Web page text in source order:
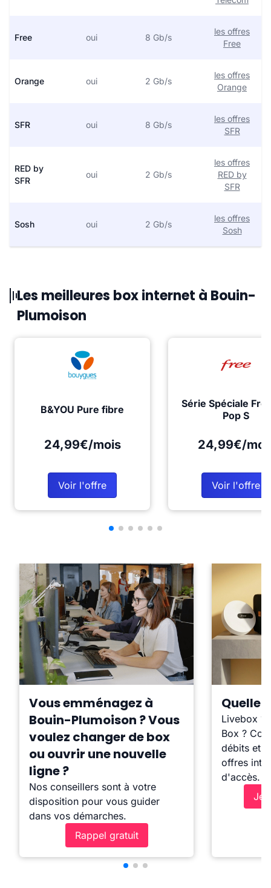
Free oui 8 Gb/s
les offres
Free
Orange oui 2 Gb/s
les offres
Orange
SFR oui 8 Gb/s
les offres
SFR
RED by
SFR
oui 2 Gb/s
les offres
RED by
SFR
Sosh oui 2 Gb/s
les offres
Sosh
Les meilleures box internet à Bouin-
Plumoison
B&YOU Pure fibre
24,99€/mois
Voir l'offre
Série Spéciale
Pop S
24,99€/
Voir l'offre
Vous emménagez à
Bouin-Plumoison ? Vous
voulez changer de box
ou ouvrir une nouvelle
ligne ?
Nos conseillers sont à votre
disposition pour vous guider
dans vos démarches.
Rappel gratuit
Quelle
Livebox ?
Box ?
débits et
offres
d'accès.
Je